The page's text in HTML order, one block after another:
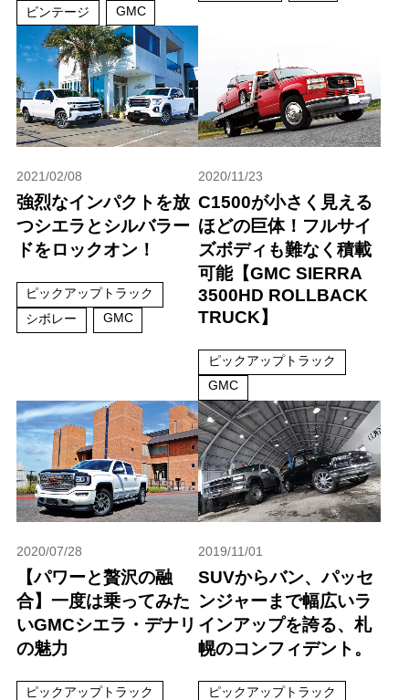
ビンテージ
GMC
2021/02/08
強烈なインパクトを放
つシエラとシルバラー
ドをロックオン！
ピックアップトラック
シボレー
GMC
2020/11/23
C1500が小さく見える
ほどの巨体！フルサイ
ズボディも難なく積載
可能【GMC SIERRA
3500HD ROLLBACK
TRUCK】
ピックアップトラック
GMC
2020/07/28
【パワーと贅沢の融
合】一度は乗ってみた
いGMCシエラ・デナリ
の魅力
ピックアップトラック
2019/11/01
SUVからバン、パッセ
ンジャーまで幅広いラ
インアップを誇る、札
幌のコンフィデント。
ピックアップトラック